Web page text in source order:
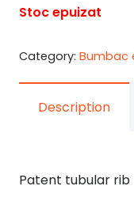
Stoc epuizat
Category: Bumbac
Description
Patent tubular rib